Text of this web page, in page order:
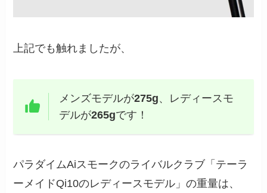
上記でも触れましたが、
メンズモデルが275g、レディースモ
デルが265gです！
パラダイムAiスモークのライバルクラブ「テーラ
ーメイドQi10のレディースモデル」の重量は、